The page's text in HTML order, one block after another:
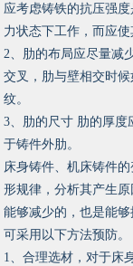
应考虑铸铁的抗压强
力状态下工作，而应使
2、肋的布局应尽量减
交叉，肋与壁相交时
纹。
3、肋的尺寸 肋的厚
于铸件外肋。
床身铸件、机床铸件
形规律，分析其产生
能够减少的，也是能
可采用以下方法预防
1、合理选材，对于床